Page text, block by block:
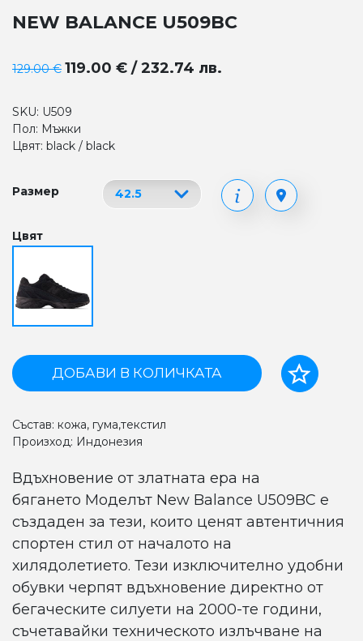
NEW BALANCE U509BC
129.00 € 119.00 € / 232.74 лв.
SKU: U509
Пол: Мъжки
Цвят: black / black
Размер
Цвят
ДОБАВИ В КОЛИЧКАТА
Състав: кожа, гума,текстил
Произход: Индонезия
Вдъхновение от златната ера на
бягането Моделът New Balance U509BC е
създаден за тези, които ценят автентичния
спортен стил от началото на
хилядолетието. Тези изключително удобни
обувки черпят вдъхновение директно от
бегаческите силуети на 2000-те години,
съчетавайки техническото излъчване на